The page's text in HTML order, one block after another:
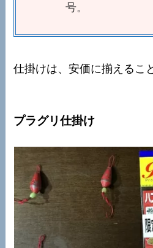
号。
仕掛けは、安価に揃えるこ
プラグリ仕掛け